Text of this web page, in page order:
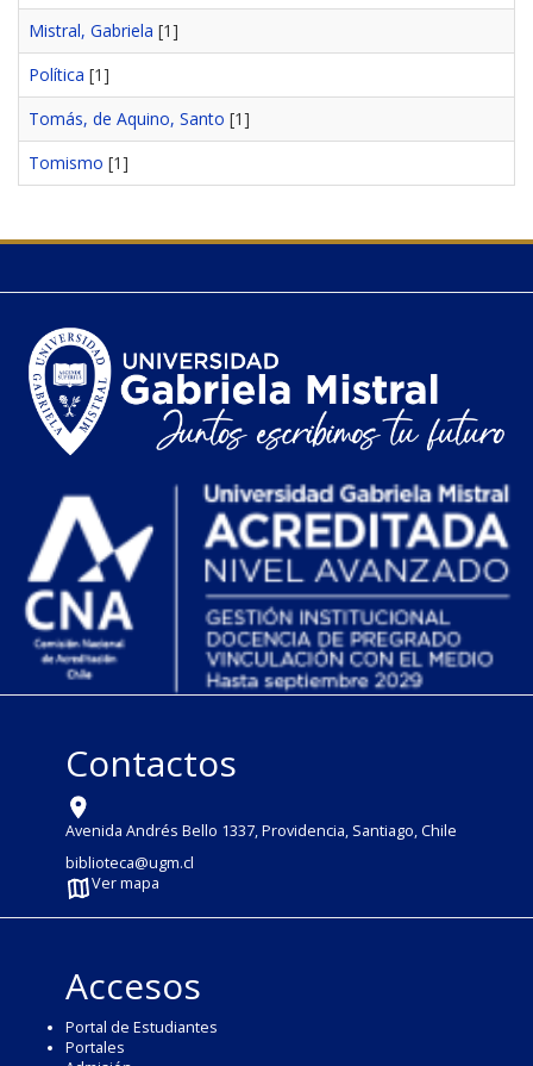
Mistral, Gabriela [1]
Política [1]
Tomás, de Aquino, Santo [1]
Tomismo [1]
Contactos
Avenida Andrés Bello 1337, Providencia, Santiago, Chile
biblioteca@ugm.cl
Ver mapa
Accesos
Portal de Estudiantes
Portales